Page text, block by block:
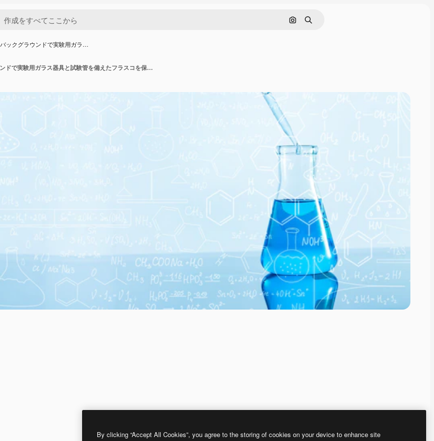
画像で検索
検索
ックグラウンドで実験用ガラ…
化学実験室のバックグラウンドで実験用ガラス器具と試験管を備えたフラスコを保持している科学者の手
By clicking “Accept All Cookies”, you agree to the storing of cookies on your device to enhance site